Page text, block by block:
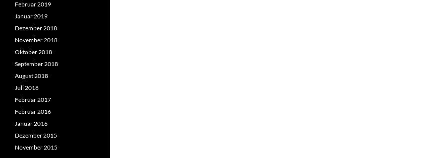
Februar 2019
Januar 2019
Dezember 2018
November 2018
Oktober 2018
September 2018
August 2018
Juli 2018
Februar 2017
Februar 2016
Januar 2016
Dezember 2015
November 2015